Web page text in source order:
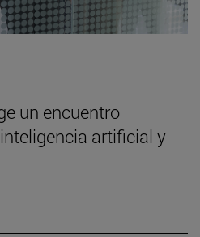
un encuentro
artificial y